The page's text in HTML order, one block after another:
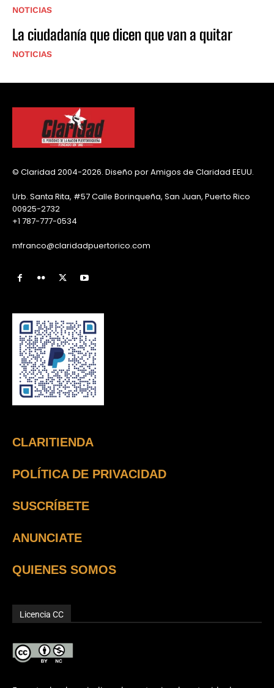
NOTICIAS
La ciudadanía que dicen que van a quitar
NOTICIAS
© Claridad 2004-2026. Diseño por Amigos de Claridad EEUU.
Urb. Santa Rita, #57 Calle Borinqueña, San Juan, Puerto Rico
00925-2732
+1 787-777-0534
mfranco@claridadpuertorico.com
CLARITIENDA
POLÍTICA DE PRIVACIDAD
SUSCRÍBETE
ANUNCIATE
QUIENES SOMOS
Licencia CC